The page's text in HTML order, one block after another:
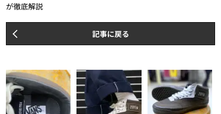
が徹底解説
記事に戻る